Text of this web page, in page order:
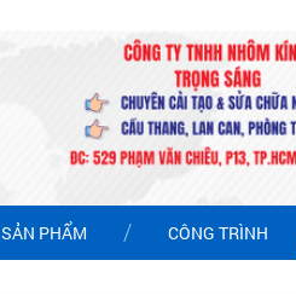
SẢN PHẨM CÔNG TRÌNH